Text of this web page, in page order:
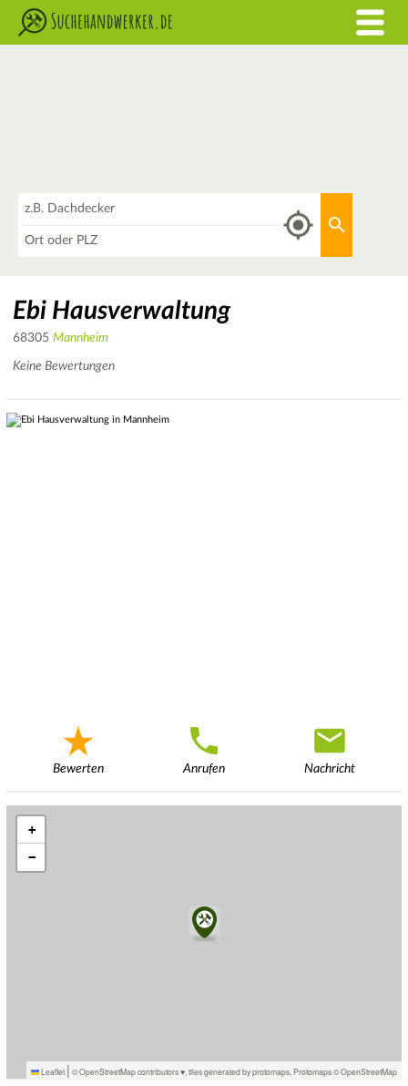
Ebi Hausverwaltung
68305 Mannheim
Keine Bewertungen
Bewerten Anrufen Nachricht
+
−
Leaflet | © OpenStreetMap contributors ♥, tiles generated by protomaps Protomaps©OpenStreetMap